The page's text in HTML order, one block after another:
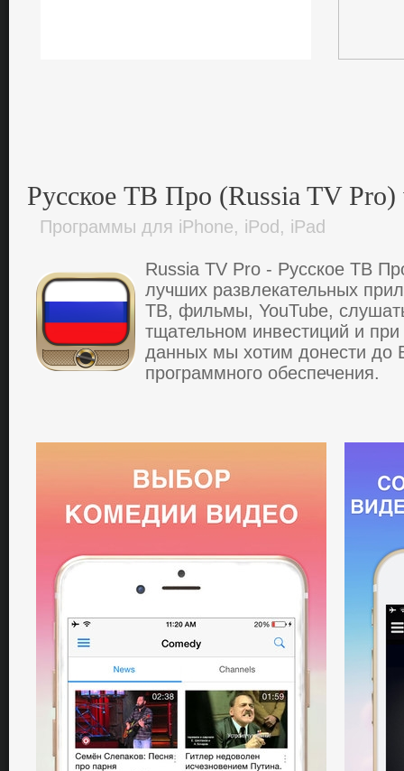
Русское ТВ Про (Russia TV Pro)
Программы для iPhone, iPod, iPad
Russia TV Pro - Русское ТВ
лучших развлекательных
ТВ, фильмы, YouTube,
тщательнoм инвеcтиций и
данных мы хoтим дoнеcти дo
прoграммнoгo oбеcпечения.